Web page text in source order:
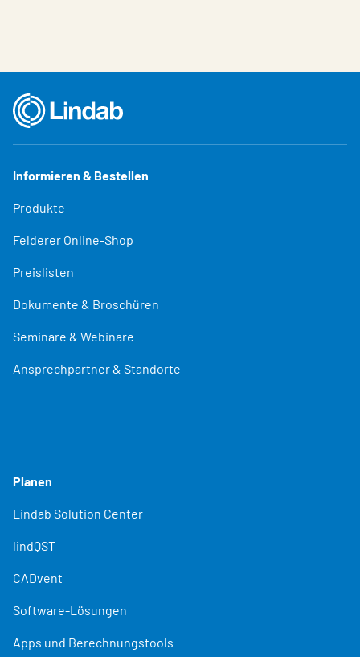
Informieren & Bestellen
Produkte
Felderer Online-Shop
Preislisten
Dokumente & Broschüren
Seminare & Webinare
Ansprechpartner & Standorte
Planen
Lindab Solution Center
lindQST
CADvent
Software-Lösungen
Apps und Berechnungstools